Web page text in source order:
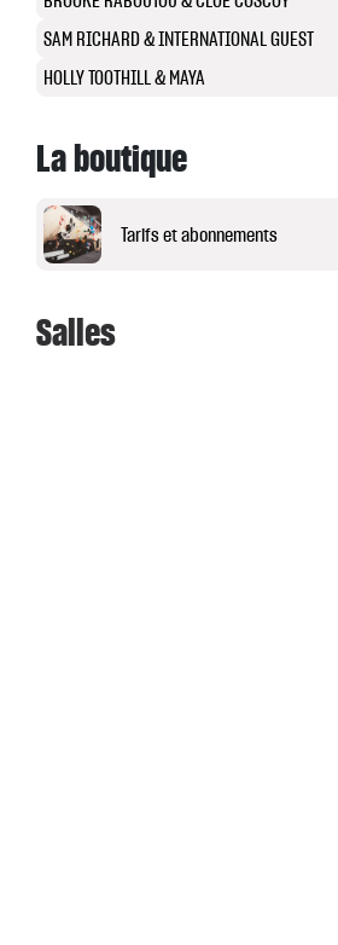
SAM RICHARD & INTERNATIONAL GUEST
HOLLY TOOTHILL & MAYA
La boutique
Tarifs et abonnements
Salles